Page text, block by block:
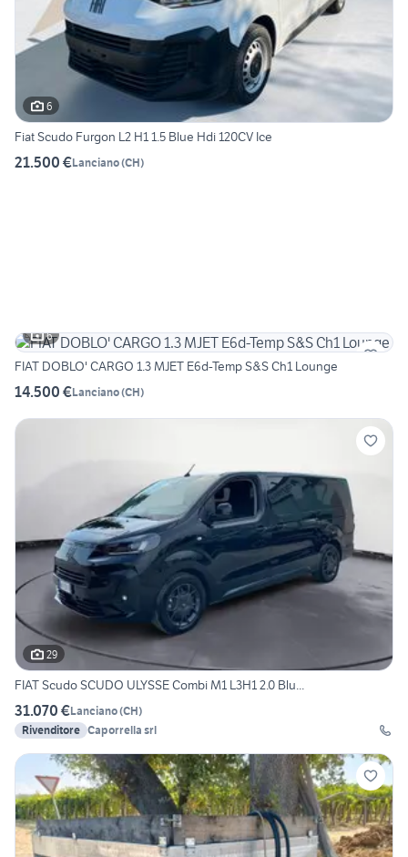
6
Fiat Scudo Furgon L2 H1 1.5 Blue Hdi 120CV Ice
21.500 €Lanciano(CH)
6
FIAT DOBLO' CARGO 1.3 MJET E6d-Temp S&S Ch1 Lounge
14.500 €Lanciano(CH)
29
FIAT Scudo SCUDO ULYSSE Combi M1 L3H1 2.0 Blu...
31.070 €Lanciano(CH)
Rivenditore Caporrella srl